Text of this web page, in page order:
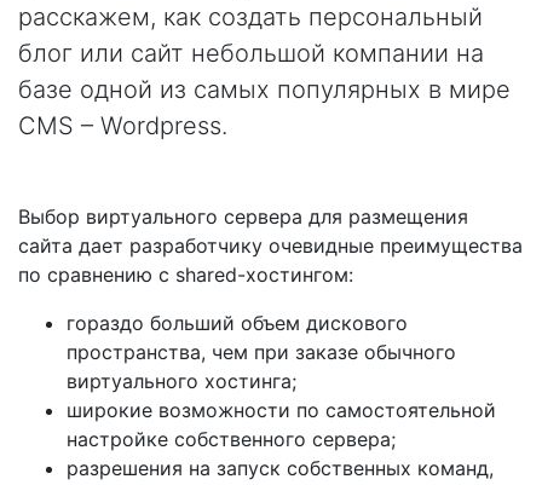
расскажем, как создать персональный
блог или сайт небольшой компании на
базе одной из самых популярных в мире
CMS – Wordpress.
Выбор виртуального сервера для размещения
сайта дает разработчику очевидные преимущества
по сравнению с shared-хостингом:
гораздо больший объем дискового
пространства, чем при заказе обычного
виртуального хостинга;
широкие возможности по самостоятельной
настройке собственного сервера;
разрешения на запуск собственных команд,